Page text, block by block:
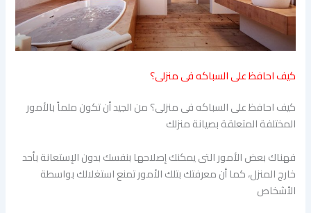
كيف احافظ على السباكه فى منزلى؟
كيف احافظ على السباكه فى منزلى؟ من الجيد أن تكون ملماً بالأمور
المختلفة المتعلقة بصيانة منزلك
فهناك بعض الأمور التى يمكنك إصلاحها بنفسك بدون الإستعانة بأحد
خارج المنزل، كما أن معرفتك بتلك الأمور تمنع استغلالك بواسطة
الأشخاص